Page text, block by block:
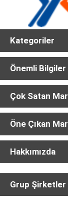
Kategoriler
Önemli Bilgiler
Çok Satan
Öne Çıkan
Hakkımızda
Grup Şirketler